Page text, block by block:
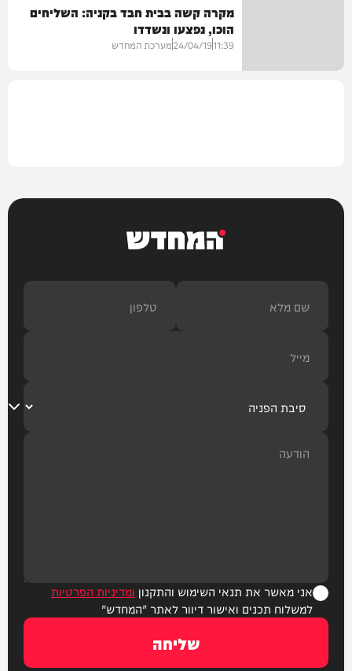
מקרה קשה בבית חבד בקניה: השליחים
הוכו, נפצעו ונשדדו
11:39
24/04/19מערכת המחדש
המחדש
אני מאשר את תנאי השימוש והתקנון ומדיניות הפרטיות
למשלוח תכנים ואישור דיוור לאתר "המחדש"
שליחה